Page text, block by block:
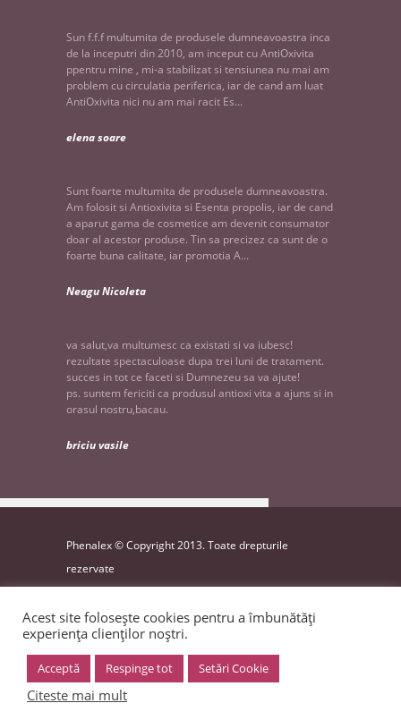
Sun f.f.f multumita de produsele dumneavoastra inca
de la inceputri din 2010, am inceput cu AntiOxivita
ppentru mine , mi-a stabilizat si tensiunea nu mai am
problem cu circulatia periferica, iar de cand am luat
AntiOxivita nici nu am mai racit Es...
elena soare
Sunt foarte multumita de produsele dumneavoastra.
Am folosit si Antioxivita si Esenta propolis, iar de cand
a aparut gama de cosmetice am devenit consumator
doar al acestor produse. Tin sa precizez ca sunt de o
foarte buna calitate, iar promotia A...
Neagu Nicoleta
va salut,va multumesc ca existati si va iubesc!
rezultate spectaculoase dupa trei luni de tratament.
succes in tot ce faceti si Dumnezeu sa va ajute!
ps. suntem fericiti ca produsul antioxi vita a ajuns si in
orasul nostru,bacau.
briciu vasile
Phenalex © Copyright 2013. Toate drepturile
rezervate
website byINK9
VA INVITAM SA VA ABONATI LA
NEWSLETTER!
Acest site folosește cookies pentru a îmbunătăți
experiența clienților noștri.
Acceptă Respinge tot Setări Cookie
Citeste mai mult